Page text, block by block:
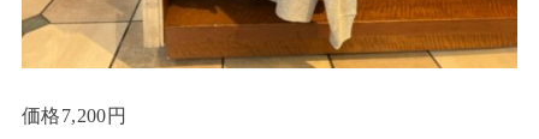
価格7,200円